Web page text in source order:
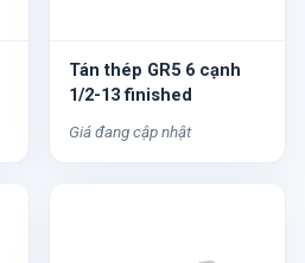
Tán thép GR5 6 cạnh
1/2-13 finished
Giá đang cập nhật